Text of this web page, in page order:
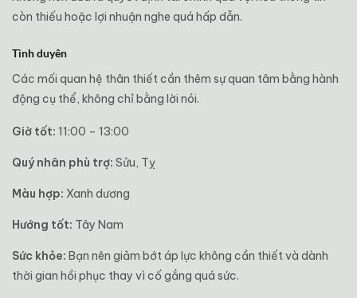
còn thiếu hoặc lợi nhuận nghe quá hấp dẫn.
Tình duyên
Các mối quan hệ thân thiết cần thêm sự quan tâm bằng hành
động cụ thể, không chỉ bằng lời nói.
Giờ tốt: 11:00 – 13:00
Quý nhân phù trợ: Sửu, Tỵ
Màu hợp: Xanh dương
Hướng tốt: Tây Nam
Sức khỏe: Bạn nên giảm bớt áp lực không cần thiết và dành
thời gian hồi phục thay vì cố gắng quá sức.